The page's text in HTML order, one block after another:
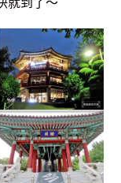
就到了～